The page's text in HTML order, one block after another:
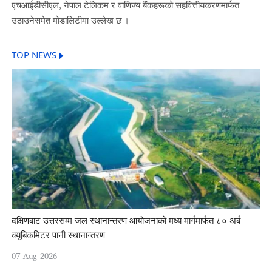
एचआईडीसीएल, नेपाल टेलिकम र वाणिज्य बैंकहरूको सहवित्तीयकरणमार्फत
उठाउनेसमेत मोडालिटीमा उल्लेख छ ।
TOP NEWS
दक्षिणबाट उत्तरसम्म जल स्थानान्तरण आयोजनाको मध्य मार्गमार्फत ८० अर्ब
क्यूबिकमिटर पानी स्थानान्तरण
07-Aug-2026